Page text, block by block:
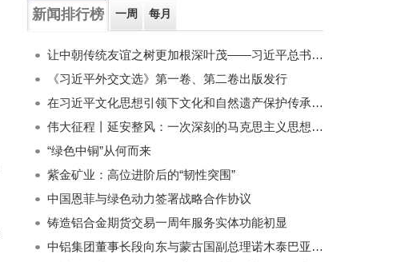
新闻排行榜 一周 每月
让中朝传统友谊之树更加根深叶茂——习近平总书记对朝鲜进行国事访问纪实
《习近平外交文选》第一卷、第二卷出版发行
在习近平文化思想引领下文化和自然遗产保护传承利用工作开创新局面
伟大征程丨延安整风：一次深刻的马克思主义思想教育运动
“绿色中铜”从何而来
紫金矿业：高位进阶后的“韧性突围”
中国恩菲与绿色动力签署战略合作协议
铸造铝合金期货交易一周年服务实体功能初显
中铝集团董事长段向东与蒙古国副总理诺木泰巴亚尔举行会谈